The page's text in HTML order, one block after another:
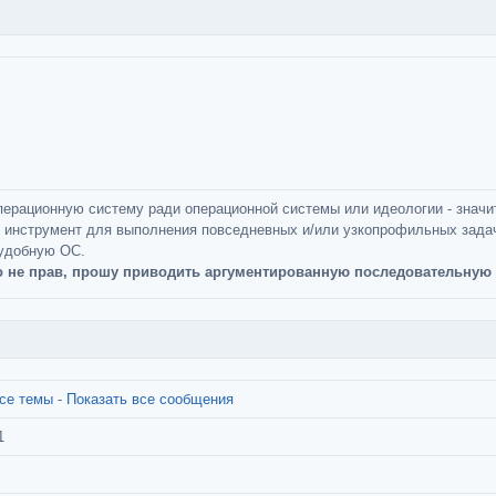
систему ради операционной системы или идеологии -
для выполнения повседневных и/или узкопрофильных
ОС.
не прав, прошу приводить аргументированную последовательную
темы - Показать все сообщения